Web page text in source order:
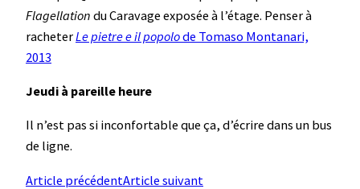
Flagellation du Caravage exposée à l’étage. Penser à
racheterLe pietre e il popolode Tomaso Montanari,
2013
Jeudi à pareille heure
Il n’est pas si inconfortable que ça, d’écrire dans un bus
de ligne.
Article précédentArticle suivant